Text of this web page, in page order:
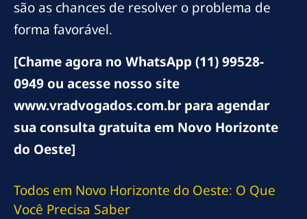
são as chances de resolver o problema de
forma favorável.
[Chame agora no WhatsApp (11) 99528-
0949 ou acesse nosso site
www.vradvogados.com.br para agendar
sua consulta gratuita em Novo Horizonte
do Oeste]
Todos em Novo Horizonte do Oeste: O Que
Você Precisa Saber